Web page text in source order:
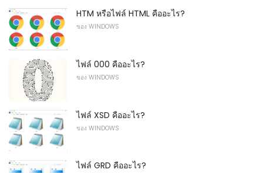
HTM หรือไฟล์ HTML คืออะไร?
ของ WINDOWS
ไฟล์ 000 คืออะไร?
ของ WINDOWS
ไฟล์ XSD คืออะไร?
ของ WINDOWS
ไฟล์ GRD คืออะไร?